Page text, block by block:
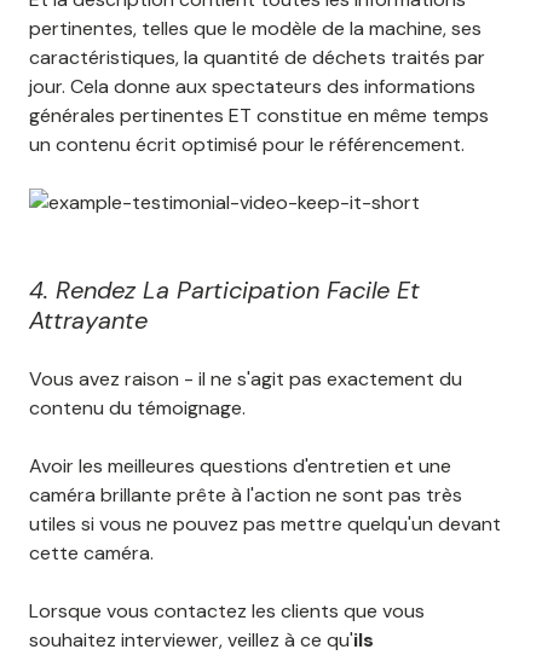
pertinentes, telles que le modèle de la machine, ses
caractéristiques, la quantité de déchets traités par
jour. Cela donne aux spectateurs des informations
générales pertinentes ET constitue en même temps
un contenu écrit optimisé pour le référencement.
4. Rendez La Participation Facile Et
Attrayante
Vous avez raison - il ne s'agit pas exactement du
contenu du témoignage.
Avoir les meilleures questions d'entretien et une
caméra brillante prête à l'action ne sont pas très
utiles si vous ne pouvez pas mettre quelqu'un devant
cette caméra.
Lorsque vous contactez les clients que vous
souhaitez interviewer, veillez à ce qu'ils